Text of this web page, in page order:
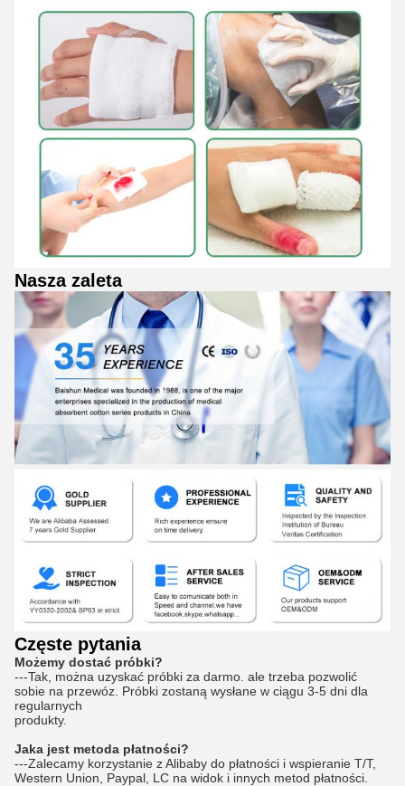
Nasza zaleta
Częste pytania
Możemy dostać próbki?
---Tak, można uzyskać próbki za darmo. ale trzeba pozwolić
sobie na przewóz. Próbki zostaną wysłane w ciągu 3-5 dni dla
regularnych
produkty.
Jaka jest metoda płatności?
---Zalecamy korzystanie z Alibaby do płatności i wspieranie T/T,
Western Union, Paypal, LC na widok i innych metod płatności.